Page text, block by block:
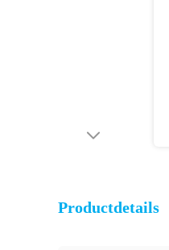
Productdetails